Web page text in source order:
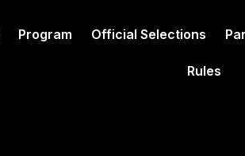
Program Official Selections
Rules